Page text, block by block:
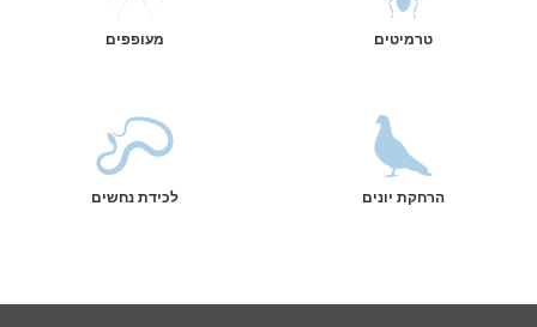
טרמיטים מעופפים
הרחקת יונים לכידת נחשים